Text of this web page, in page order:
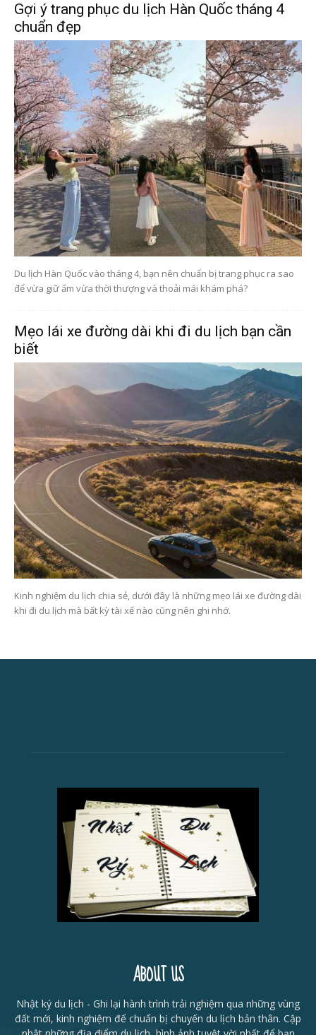
Gợi ý trang phục du lịch Hàn Quốc tháng 4
chuẩn đẹp
Du lịch Hàn Quốc vào tháng 4, bạn nên chuẩn bị trang phục ra sao
để vừa giữ ấm vừa thời thượng và thoải mái khám phá?
Mẹo lái xe đường dài khi đi du lịch bạn cần
biết
Kinh nghiệm du lịch chia sẻ, dưới đây là những mẹo lái xe đường dài
khi đi du lịch mà bất kỳ tài xế nào cũng nên ghi nhớ.
ABOUT US
Nhật ký du lịch - Ghi lại hành trình trải nghiệm qua những vùng
đất mới, kinh nghiệm để chuẩn bị chuyến du lịch bản thân. Cập